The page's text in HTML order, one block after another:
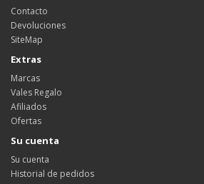
Contacto
Devoluciones
SiteMap
Extras
Marcas
Vales Regalo
Afiliados
Ofertas
Su cuenta
Su cuenta
Historial de pedidos